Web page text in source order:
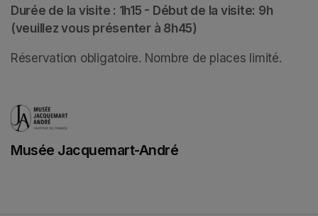
Durée de la visite : 1h15 - Début de la visite: 9h
(veuillez vous présenter à 8h45)
Réservation obligatoire. Nombre de places limité.
Musée Jacquemart-André